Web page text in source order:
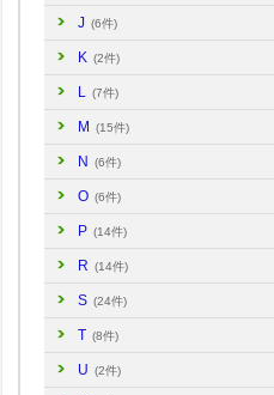
J (6件)
K (2件)
L (7件)
M (15件)
N (6件)
O (6件)
P (14件)
R (14件)
S (24件)
T (8件)
U (2件)